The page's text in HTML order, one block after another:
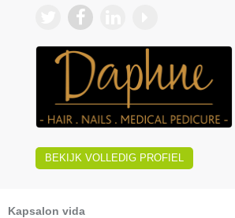
BEKIJK VOLLEDIG PROFIEL
Kapsalon vida